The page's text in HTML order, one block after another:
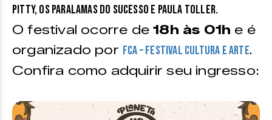
Pitty, Os Paralamas do Sucesso e Paula Toller.
O festival ocorre de18h às 01h e é
organizado por FCA – Festival Cultura e Arte.
Confira como adquirir seu ingresso: